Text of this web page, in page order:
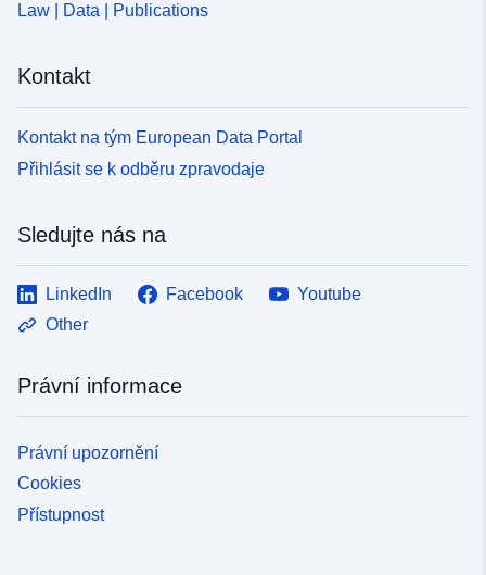
Law | Data | Publications
Kontakt
Kontakt na tým European Data Portal
Přihlásit se k odběru zpravodaje
Sledujte nás na
LinkedIn Facebook
Youtube
Other
Právní informace
Právní upozornění
Cookies
Přístupnost